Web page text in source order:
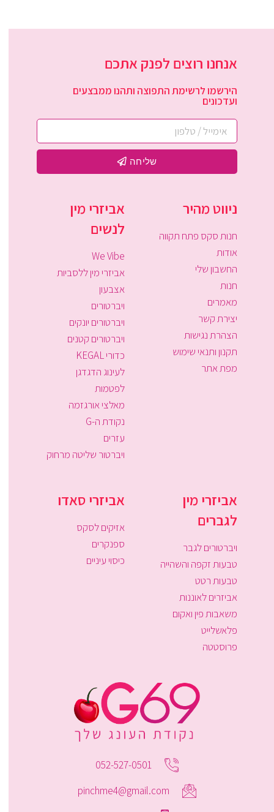
אנחנו רוצים לפנק אתכם
הירשמו לרשימת התפוצה ותהנו ממבצעים
ועדכונים
שליחה
ניווט מהיר
חנות סקס פתח תקווה
אודות
החשבון שלי
חנות
מאמרים
יצירת קשר
הצהרת נגישות
תקנון ותנאי שימוש
מפת אתר
אביזרי מין
לנשים
We Vibe
אביזרי מין ללסביות
אצבעון
ויברטורים
ויברטורים יונקים
ויברטורים קטנים
כדורי KEGAL
לעינוג הדגדגן
לפטמות
מאלצי אורגזמה
נקודת ה-G
עזרים
ויברטור שליטה מרחוק
אביזרי מין
לגברים
ויברטורים לגבר
טבעות זקפה והשהייה
טבעות רטט
אביזרים לאוננות
משאבות פין ואקום
פלאשלייט
פרוסטטה
אביזרי סאדו
אזיקים לסקס
ספנקרים
כיסוי עיניים
052-527-0501
pinchme4@gmail.com